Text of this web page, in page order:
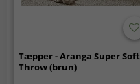
Tæpper - Aranga Super Soft
Throw (brun)